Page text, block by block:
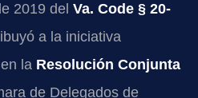
2019 del Va. Code § 20-
a la iniciativa
la Resolución Conjunta
de Delegados de